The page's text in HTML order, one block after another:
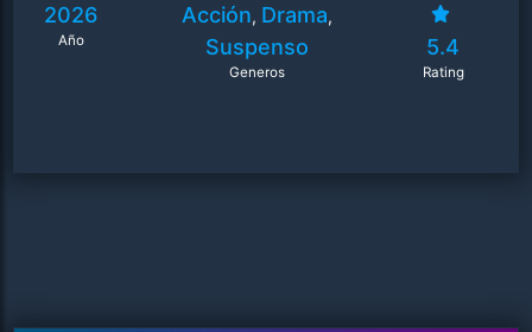
2026
Año
Acción, Drama,
Suspenso
Generos
5.4
Rating